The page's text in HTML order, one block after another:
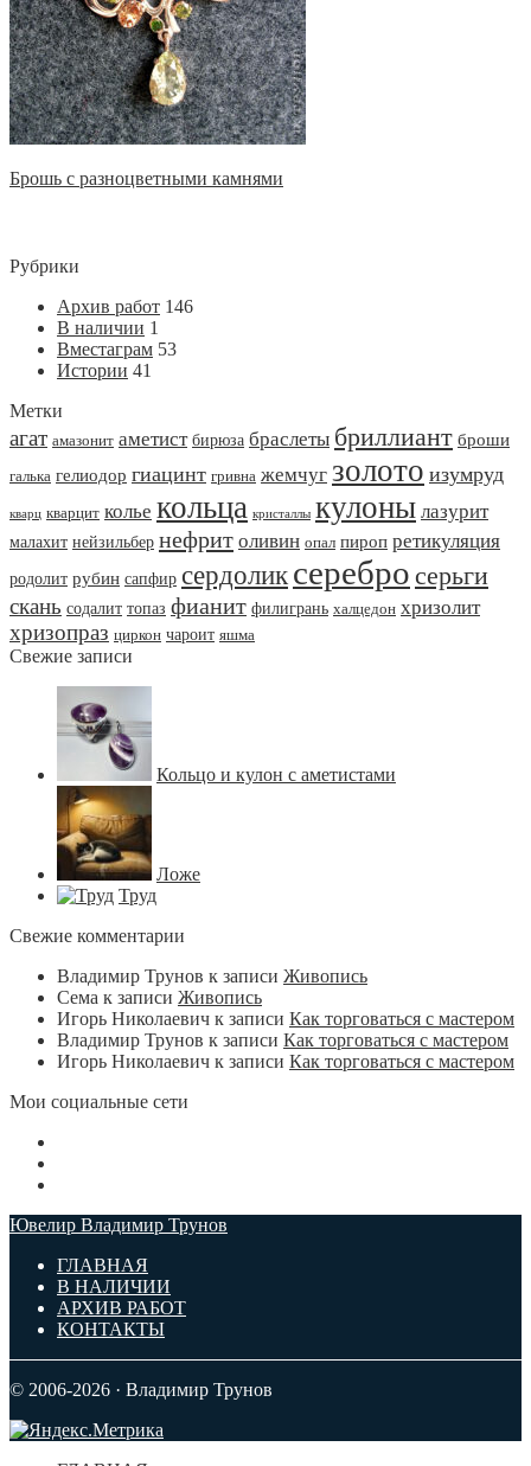
Брошь с разноцветными камнями
Рубрики
Архив работ 146
В наличии 1
Вместаграм 53
Истории 41
Метки
агат амазонит аметист бирюза браслеты бриллиант броши
галька гелиодор гиацинт гривна жемчуг золото изумруд
кварц кварцит колье кольца кристаллы кулоны лазурит
малахит нейзильбер нефрит оливин опал пироп ретикуляция
родолит рубин сапфир сердолик серебро серьги
скань содалит топаз фианит филигрань халцедон хризолит
хризопраз циркон чароит яшма
Свежие записи
Кольцо и кулон с аметистами
Ложе
Труд
Свежие комментарии
Владимир Трунов к записи Живопись
Сема к записи Живопись
Игорь Николаевич к записи Как торговаться с мастером
Владимир Трунов к записи Как торговаться с мастером
Игорь Николаевич к записи Как торговаться с мастером
Мои социальные сети
Ювелир Владимир Трунов
ГЛАВНАЯ
В НАЛИЧИИ
АРХИВ РАБОТ
КОНТАКТЫ
© 2006-2026 · Владимир Трунов